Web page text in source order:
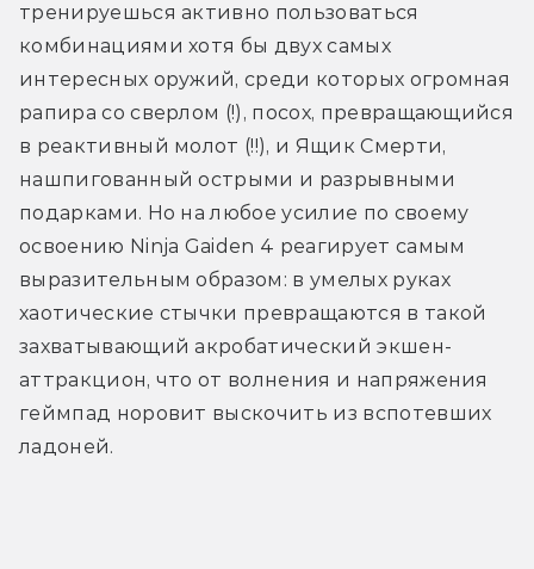
тренируешься активно пользоваться
комбинациями хотя бы двух самых
интересных оружий, среди которых огромная
рапира со сверлом (!), посох, превращающийся
в реактивный молот (!!), и Ящик Смерти,
нашпигованный острыми и разрывными
подарками. Но на любое усилие по своему
освоению Ninja Gaiden 4 реагирует самым
выразительным образом: в умелых руках
хаотические стычки превращаются в такой
захватывающий акробатический экшен-
аттракцион, что от волнения и напряжения
геймпад норовит выскочить из вспотевших
ладоней.